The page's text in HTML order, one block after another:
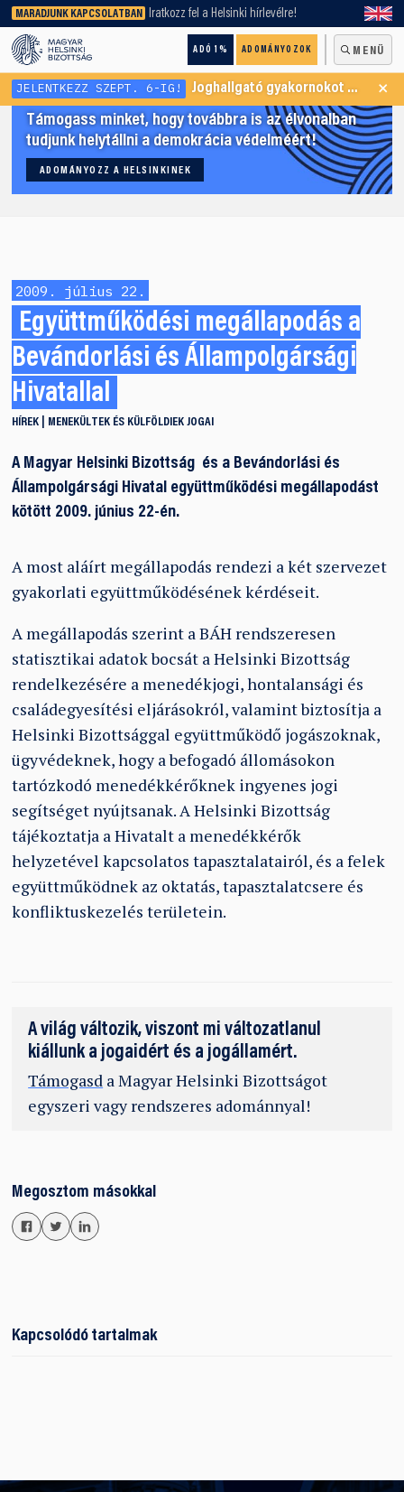
MARADJUNK KAPCSOLATBAN Iratkozz fel a Helsinki hírlevélre!
ADÓ 1% ADOMÁNYOZOK MENÜ
keresőnket!
JELENTKEZZ SZEPT. 6-IG! Joghallgató gyakornokot keresünk Menekültügyi Programunkba ×
Támogass minket, hogy továbbra is az élvonalban
tudjunk helytállni a demokrácia védelméért!
ADOMÁNYOZZ A HELSINKINEK
2009. július 22.
Együttműködési megállapodás a
Bevándorlási és Állampolgársági
Hivatallal
HÍREK MENEKÜLTEK ÉS KÜLFÖLDIEK JOGAI
A Magyar Helsinki Bizottság és a Bevándorlási és
Állampolgársági Hivatal együttműködési megállapodást
kötött 2009. június 22-én.
A most aláírt megállapodás rendezi a két szervezet
gyakorlati együttműködésének kérdéseit.
A megállapodás szerint a BÁH rendszeresen
statisztikai adatok bocsát a Helsinki Bizottság
rendelkezésére a menedékjogi, hontalansági és
családegyesítési eljárásokról, valamint biztosítja a
Helsinki Bizottsággal együttműködő jogászoknak,
ügyvédeknek, hogy a befogadó állomásokon
tartózkodó menedékkérőknek ingyenes jogi
segítséget nyújtsanak. A Helsinki Bizottság
tájékoztatja a Hivatalt a menedékkérők
helyzetével kapcsolatos tapasztalatairól, és a felek
együttműködnek az oktatás, tapasztalatcsere és
konfliktuskezelés területein.
A világ változik, viszont mi változatlanul
kiállunk a jogaidért és a jogállamért.
Támogasd a Magyar Helsinki Bizottságot
egyszeri vagy rendszeres adománnyal!
Megosztom másokkal
Kapcsolódó tartalmak